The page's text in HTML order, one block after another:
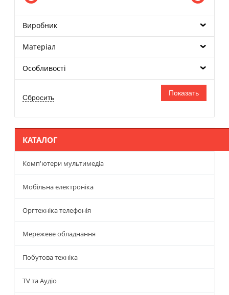
Виробник
Матеріал
Особливості
КАТАЛОГ
Комп'ютери мультимедіа
Мобільна електроніка
Оргтехніка телефонія
Мережеве обладнання
Побутова техніка
TV та Аудіо